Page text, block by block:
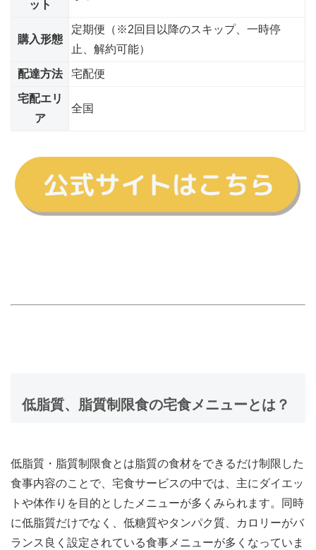
ット
購入形態
定期便（※2回目以降のスキップ、一時停
止、解約可能）
配達方法 宅配便
宅配エリ
ア
全国
低脂質、脂質制限食の宅食メニューとは？
低脂質・脂質制限食とは脂質の食材をできるだけ制限した
食事内容のことで、宅食サービスの中では、主にダイエッ
トや体作りを目的としたメニューが多くみられます。同時
に低脂質だけでなく、低糖質やタンパク質、カロリーがバ
ランス良く設定されている食事メニューが多くなっていま